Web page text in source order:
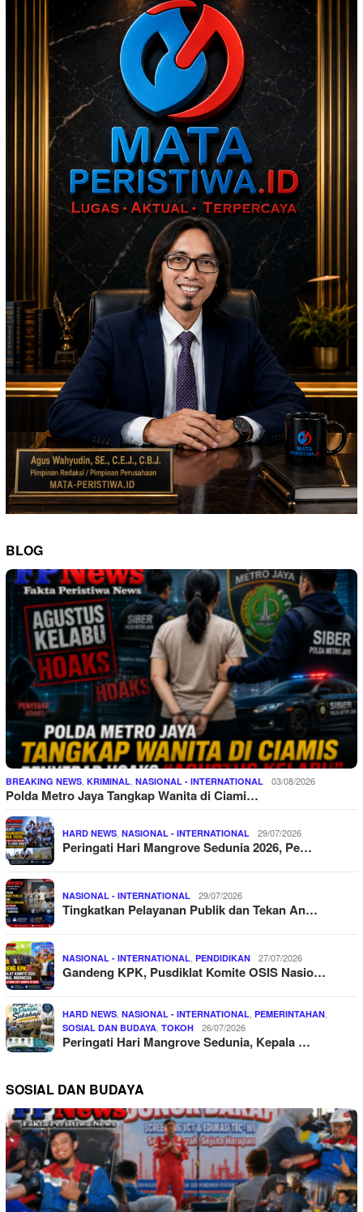
BLOG
BREAKING NEWS KRIMINAL NASIONAL - INTERNATIONAL 03/08/2026
Polda Metro Jaya Tangkap Wanita di Ciami…
HARD NEWS NASIONAL - INTERNATIONAL 29/07/2026
Peringati Hari Mangrove Sedunia 2026, Pe…
NASIONAL - INTERNATIONAL 29/07/2026
Tingkatkan Pelayanan Publik dan Tekan An…
NASIONAL - INTERNATIONAL PENDIDIKAN 27/07/2026
Gandeng KPK, Pusdiklat Komite OSIS Nasio…
HARD NEWS NASIONAL - INTERNATIONAL PEMERINTAHAN
SOSIAL DAN BUDAYA TOKOH 26/07/2026
Peringati Hari Mangrove Sedunia, Kepala …
SOSIAL DAN BUDAYA